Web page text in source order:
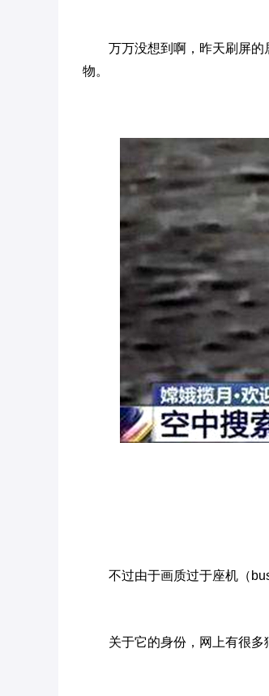
万万没想到啊，昨天刷屏的
物。
不过由于画质过于座机（
关于它的身份，网上有很多